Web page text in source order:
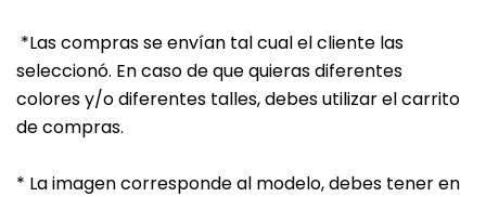
*Las compras se envían tal cual el cliente las
seleccionó. En caso de que quieras diferentes
colores y/o diferentes talles, debes utilizar el carrito
de compras.
* La imagen corresponde al modelo, debes tener en